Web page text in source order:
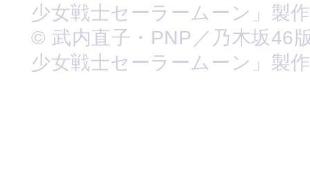
少女戦士セーラームーン」製
© 武内直子・PNP／乃木坂46
少女戦士セーラームーン」製